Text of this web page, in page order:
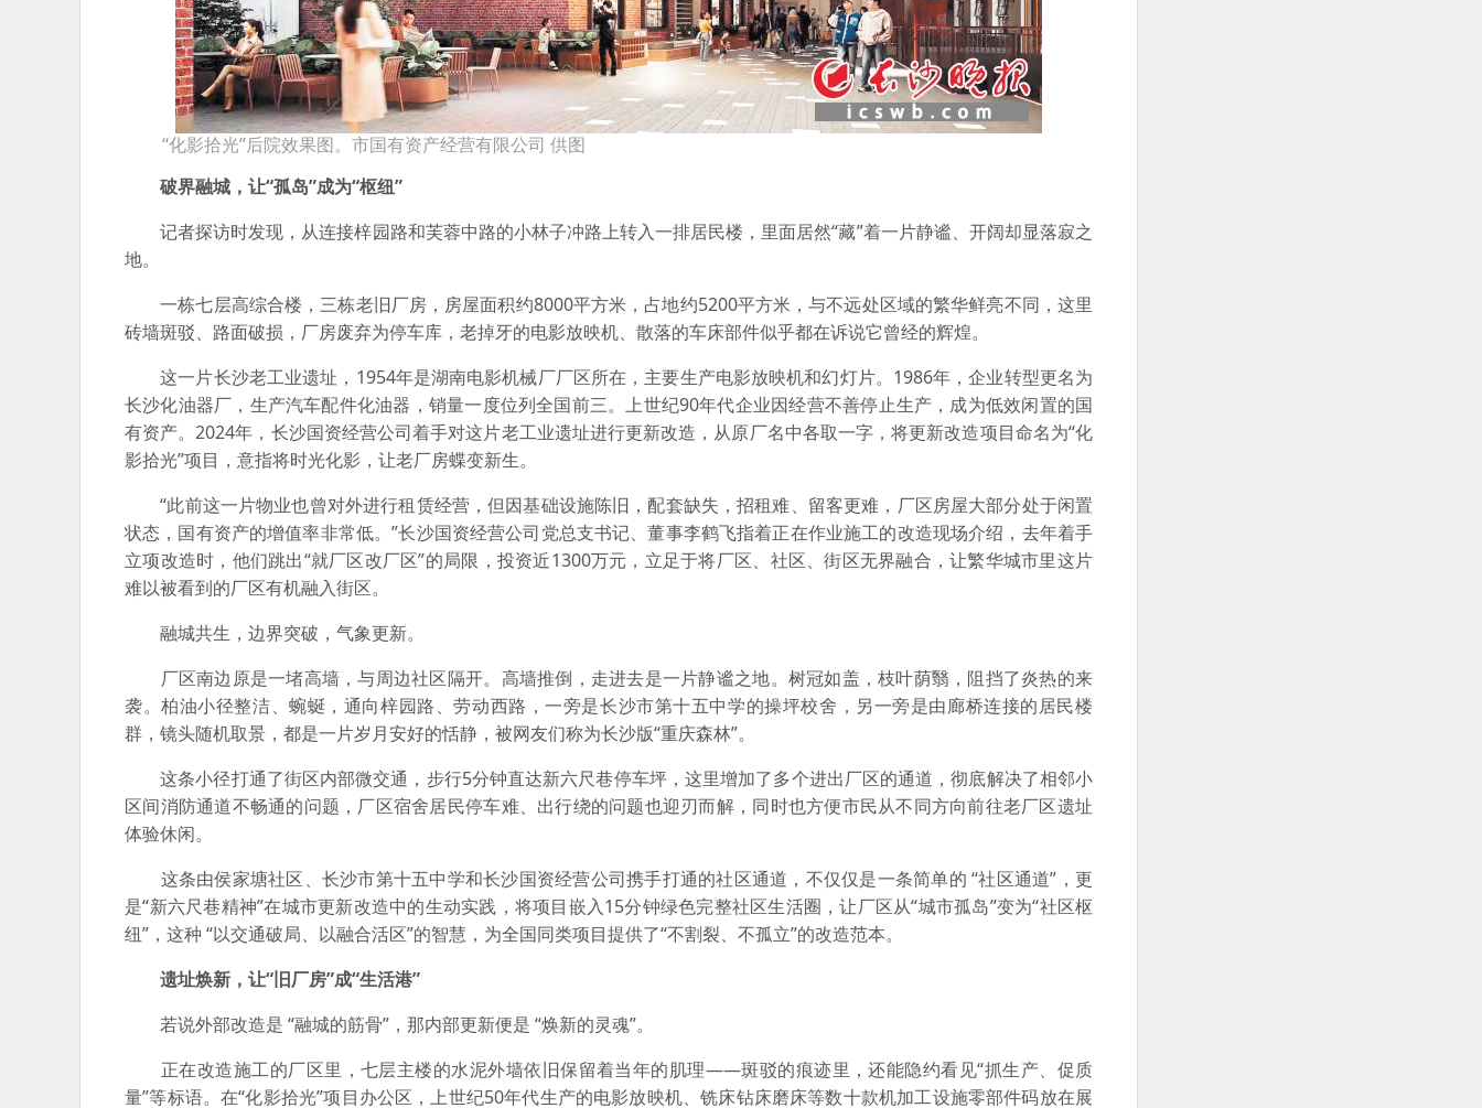
“化影拾光”后院效果图。市国有资产经营有限公司 供图
破界融城，让“孤岛”成为“枢纽”
记者探访时发现，从连接梓园路和芙蓉中路的小林子冲路上转入一排居民楼，里面居然“藏”着一片静谧、开阔却显落寂之
地。
一栋七层高综合楼，三栋老旧厂房，房屋面积约8000平方米，占地约5200平方米，与不远处区域的繁华鲜亮不同，这里
砖墙斑驳、路面破损，厂房废弃为停车库，老掉牙的电影放映机、散落的车床部件似乎都在诉说它曾经的辉煌。
这一片长沙老工业遗址，1954年是湖南电影机械厂厂区所在，主要生产电影放映机和幻灯片。1986年，企业转型更名为
长沙化油器厂，生产汽车配件化油器，销量一度位列全国前三。上世纪90年代企业因经营不善停止生产，成为低效闲置的国
有资产。2024年，长沙国资经营公司着手对这片老工业遗址进行更新改造，从原厂名中各取一字，将更新改造项目命名为“化
影拾光”项目，意指将时光化影，让老厂房蝶变新生。
“此前这一片物业也曾对外进行租赁经营，但因基础设施陈旧，配套缺失，招租难、留客更难，厂区房屋大部分处于闲置
状态，国有资产的增值率非常低。”长沙国资经营公司党总支书记、董事李鹤飞指着正在作业施工的改造现场介绍，去年着手
立项改造时，他们跳出“就厂区改厂区”的局限，投资近1300万元，立足于将厂区、社区、街区无界融合，让繁华城市里这片
难以被看到的厂区有机融入街区。
融城共生，边界突破，气象更新。
厂区南边原是一堵高墙，与周边社区隔开。高墙推倒，走进去是一片静谧之地。树冠如盖，枝叶荫翳，阻挡了炎热的来
袭。柏油小径整洁、蜿蜒，通向梓园路、劳动西路，一旁是长沙市第十五中学的操坪校舍，另一旁是由廊桥连接的居民楼
群，镜头随机取景，都是一片岁月安好的恬静，被网友们称为长沙版“重庆森林”。
这条小径打通了街区内部微交通，步行5分钟直达新六尺巷停车坪，这里增加了多个进出厂区的通道，彻底解决了相邻小
区间消防通道不畅通的问题，厂区宿舍居民停车难、出行绕的问题也迎刃而解，同时也方便市民从不同方向前往老厂区遗址
体验休闲。
这条由侯家塘社区、长沙市第十五中学和长沙国资经营公司携手打通的社区通道，不仅仅是一条简单的 “社区通道”，更
是“新六尺巷精神”在城市更新改造中的生动实践，将项目嵌入15分钟绿色完整社区生活圈，让厂区从“城市孤岛”变为“社区枢
纽”，这种 “以交通破局、以融合活区”的智慧，为全国同类项目提供了“不割裂、不孤立”的改造范本。
遗址焕新，让“旧厂房”成“生活港”
若说外部改造是 “融城的筋骨”，那内部更新便是 “焕新的灵魂”。
正在改造施工的厂区里，七层主楼的水泥外墙依旧保留着当年的肌理——斑驳的痕迹里，还能隐约看见“抓生产、促质
量”等标语。在“化影拾光”项目办公区，上世纪50年代生产的电影放映机、铣床钻床磨床等数十款机加工设施零部件码放在展